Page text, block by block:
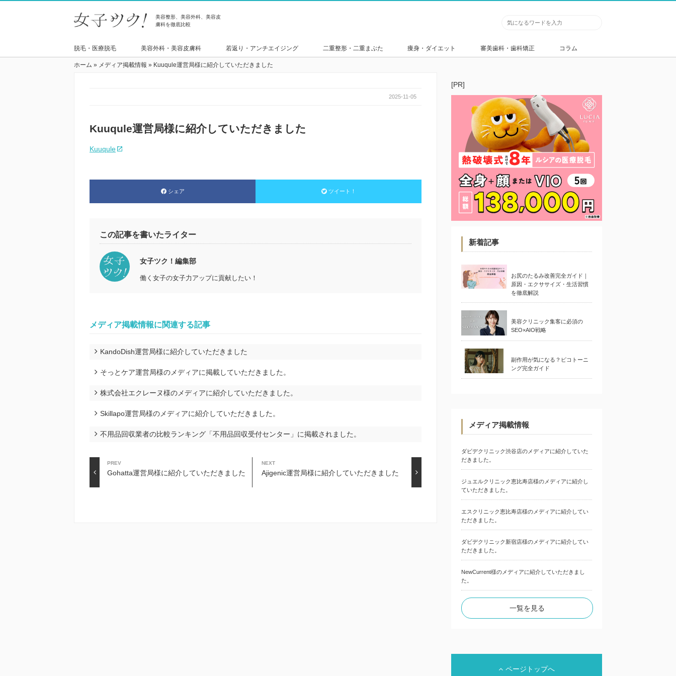
美容整形、美容外科、美容皮
膚科を徹底比較
脱毛・医療脱毛 美容外科・美容皮膚科 若返り・アンチエイジング 二重整形・二重まぶた 痩身・ダイエット 審美歯科・歯科矯正 コラム
ホーム » メディア掲載情報 » Kuuqule運営局様に紹介していただきました
2025-11-05
Kuuqule運営局様に紹介していただきました
Kuuqule
シェア ツイート！
この記事を書いたライター
女子ツク！編集部
働く女子の女子力アップに貢献したい！
メディア掲載情報に関連する記事
KandoDish運営局様に紹介していただきました
そっとケア運営局様のメディアに掲載していただきました。
株式会社エクレーヌ様のメディアに紹介していただきました。
Skillapo運営局様のメディアに紹介していただきました。
不用品回収業者の比較ランキング「不用品回収受付センター」に掲載されました。
PREV
Gohatta運営局様に紹介していただきました
NEXT
Ajigenic運営局様に紹介していただきました
[PR]
新着記事
お尻のたるみ改善完全ガイド｜
原因・エクササイズ・生活習慣
を徹底解説
美容クリニック集客に必須の
SEO×AIO戦略
副作用が気になる？ピコトーニ
ング完全ガイド
メディア掲載情報
ダビデクリニック渋谷店のメディアに紹介していた
だきました。
ジュエルクリニック恵比寿店様のメディアに紹介し
ていただきました。
エスクリニック恵比寿店様のメディアに紹介してい
ただきました。
ダビデクリニック新宿店様のメディアに紹介してい
ただきました。
NewCurrent様のメディアに紹介していただきまし
た。
一覧を見る
ページトップへ